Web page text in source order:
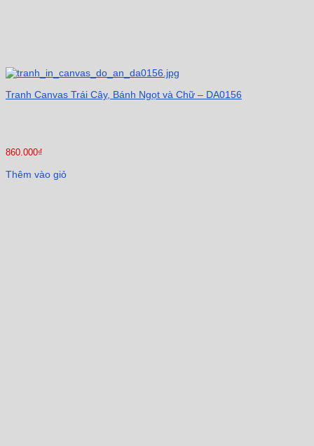
Tranh Canvas Trái Cây, Bánh Ngọt và Chữ – DA0156
860.000₫
Thêm vào giỏ